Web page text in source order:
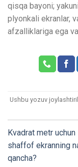
qisqa bayoni;
plyonkali ekranlar,
afzalliklariga ega
Ushbu yozuv
Kvadrat metr uchun
shaffof ekranning
qancha?